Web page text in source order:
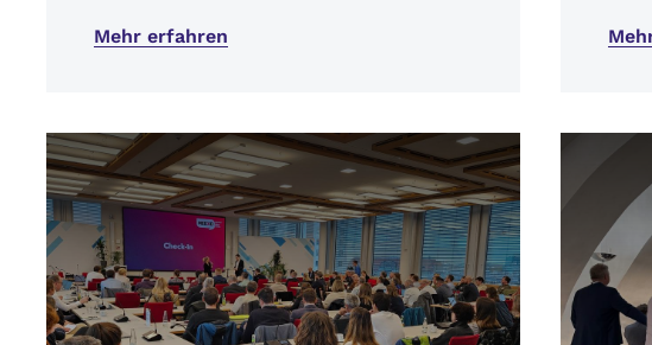
Mehr erfahren